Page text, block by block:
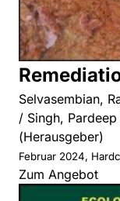
Selvasembian,
/ Singh,
(Herausgeber)
Februar 2024,
Zum Angebot